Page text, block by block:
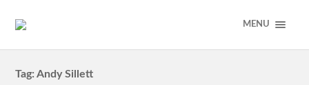
MENU
Tag:Andy Sillett